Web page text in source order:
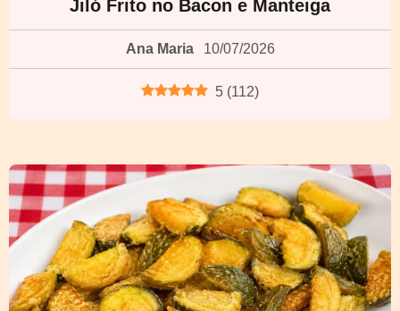
Jiló Frito no Bacon e Manteiga
Ana Maria 10/07/2026
5 (112)